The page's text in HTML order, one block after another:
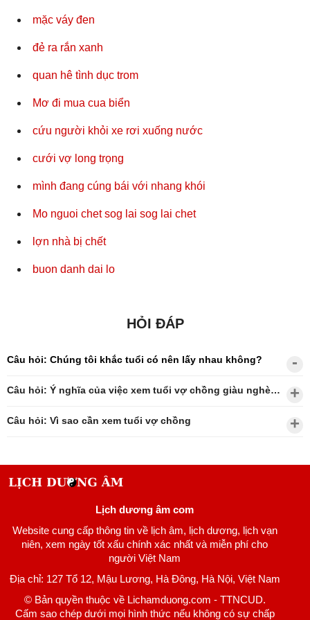
mặc váy đen
đẻ ra rắn xanh
quan hê tình dục trom
Mơ đi mua cua biển
cứu người khỏi xe rơi xuống nước
cưới vợ long trọng
mình đang cúng bái với nhang khói
Mo nguoi chet sog lai sog lai chet
lợn nhà bị chết
buon danh dai lo
HỎI ĐÁP
Câu hỏi: Chúng tôi khắc tuổi có nên lấy nhau không?
Câu hỏi: Ý nghĩa của việc xem tuổi vợ chồng giàu nghèo?
Câu hỏi: Vì sao cần xem tuổi vợ chồng
Lịch dương âm com
Website cung cấp thông tin về lịch âm, lịch dương, lịch vạn
niên, xem ngày tốt xấu chính xác nhất và miễn phí cho
người Việt Nam
Địa chỉ: 127 Tổ 12, Mậu Lương, Hà Đông, Hà Nội, Việt Nam
© Bản quyền thuộc về Lichamduong.com - TTNCUD.
Cấm sao chép dưới mọi hình thức nếu không có sự chấp